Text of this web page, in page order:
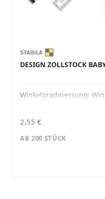
DESIGN ZOLLSTOCK
Winkelgradmessung:
2,55 €
AB 200 STÜCK